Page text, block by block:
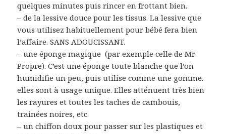
quelques minutes puis rincer en frottant bien.
– de la lessive douce pour les tissus. La lessive que
vous utilisez habituellement pour bébé fera bien
l’affaire. SANS ADOUCISSANT.
– une éponge magique (par exemple celle de Mr
Propre). C’est une éponge toute blanche que l’on
humidifie un peu, puis utilise comme une gomme.
elles sont à usage unique. Elles atténuent très bien
les rayures et toutes les taches de cambouis,
trainées noires, etc.
– un chiffon doux pour passer sur les plastiques et